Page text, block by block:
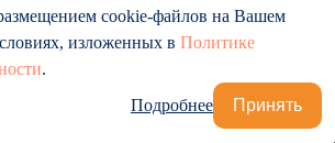
cookie-файлов на Вашем
изложенных в Политике
.
Подробнее
Принять